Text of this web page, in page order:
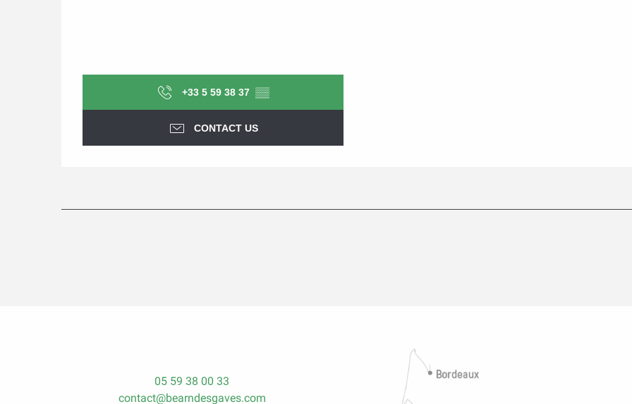
+33 5 59 38 37 ▒▒
CONTACT US
05 59 38 00 33
contact@bearndesgaves.com